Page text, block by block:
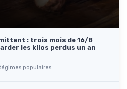
: trois mois de 16/8
les kilos perdus un an
populaires